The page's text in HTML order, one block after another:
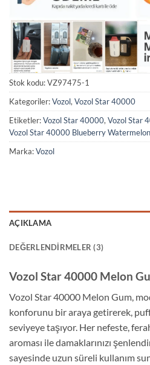
Stok kodu:VZ97475-1
Kategoriler:Vozol, Vozol Star 40000
Etiketler:Vozol Star 40000, Vozol Star
Vozol Star 40000 Blueberry
Marka:Vozol
AÇIKLAMA
DEĞERLENDIRMELER (3)
Vozol Star 40000 Melon
Vozol Star 40000 Melon Gum,
konforunu bir araya getirerek,
seviyeye taşıyor. Her nefeste,
aroması ile damaklarınızı
sayesinde uzun süreli kullanım